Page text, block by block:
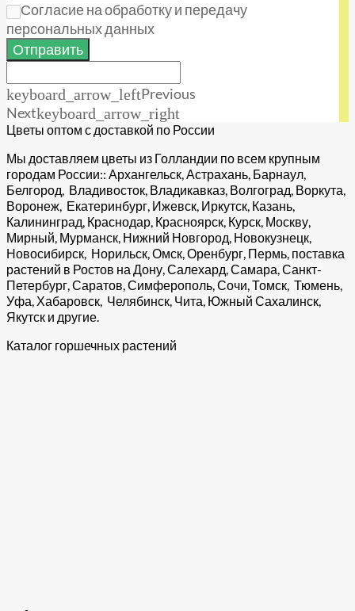
Согласие на обработку и передачу
персональных данных
Отправить
keyboard_arrow_leftPrevious
Nextkeyboard_arrow_right
Цветы оптом с доставкой по России
Мы доставляем цветы из Голландии по всем крупным
городам России:: Архангельск, Астрахань, Барнаул,
Белгород, Владивосток, Владикавказ, Волгоград, Воркута,
Воронеж, Екатеринбург, Ижевск, Иркутск, Казань,
Калининград, Краснодар, Красноярск, Курск, Москву,
Мирный, Мурманск, Нижний Новгород, Новокузнецк,
Новосибирск, Норильск, Омск, Оренбург, Пермь, поставка
растений в Ростов на Дону, Салехард, Самара, Санкт-
Петербург, Саратов, Симферополь, Сочи, Томск, Тюмень,
Уфа, Хабаровск, Челябинск, Чита, Южный Сахалинск,
Якутск и другие.
Каталог горшечных растений